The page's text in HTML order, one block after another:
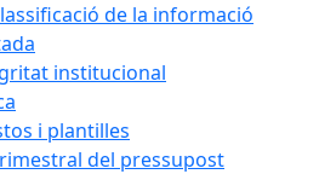
de la informació
institucional
i plantilles
del pressupost